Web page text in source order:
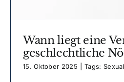
Wann liegt eine
geschlechtliche
15. Oktober 2025 Tags: